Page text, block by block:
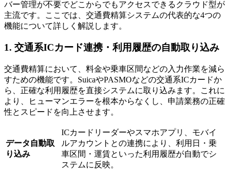
バー管理が不要でどこからでもアクセスできるクラウド型が
主流です。ここでは、交通費精算システムの代表的な4つの
機能について詳しく解説します。
1. 交通系ICカード連携・利用履歴の自動取り込み
交通費精算において、料金や乗車区間などの入力作業を減ら
すための機能です。SuicaやPASMOなどの交通系ICカードか
ら、正確な利用履歴を直接システムに取り込みます。これに
より、ヒューマンエラーを根本からなくし、申請業務の正確
性とスピードを向上させます。
データ自動取
り込み
ICカードリーダーやスマホアプリ、モバイ
ルアカウントとの連携により、利用日・乗
車区間・運賃といった利用履歴が自動でシ
ステムに反映。